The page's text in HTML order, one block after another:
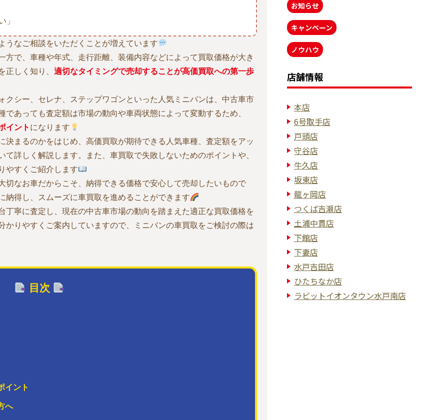
」
うなご相談をいただくことが増えています
方で、車種や年式、走行距離、装備内容などによって買取価格が大き
正しく知り、 適切なタイミングで売却することが高価買取への第一歩
クシー、セレナ、ステップワゴンといった人気ミニバンは、中古車市
あっても査定額は市場の動向や車両状態によって変動するため、
イント になります
決まるのかをはじめ、高価買取が期待できる人気車種、査定額をアッ
詳しく解説します。また、車買取で失敗しないためのポイントや、
やすくご紹介します
切なお車だからこそ、納得できる価格で安心して売却したいもので
得し、スムーズに車買取を進めることができます
寧に査定し、現在の中古車市場の動向を踏まえた適正な買取価格を
かりやすくご案内していますので、ミニバンの車買取をご検討の際は
目次
イント
へ
お知らせ
キャンペーン
ノウハウ
店舗情報
本店
6号取手店
戸頭店
守谷店
牛久店
坂東店
龍ヶ岡店
つくば吉瀬店
土浦中貫店
下館店
下妻店
水戸吉田店
ひたちなか店
ラビットイオンタウン水戸南店